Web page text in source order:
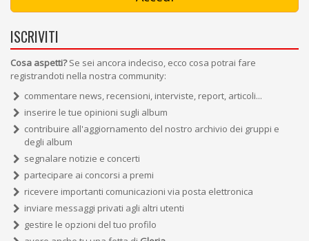
ISCRIVITI
Cosa aspetti?Se sei ancora indeciso, ecco cosa potrai fare
registrandoti nella nostra community:
commentare news, recensioni, interviste, report, articoli...
inserire le tue opinioni sugli album
contribuire all'aggiornamento del nostro archivio dei gruppi e
degli album
segnalare notizie e concerti
partecipare ai concorsi a premi
ricevere importanti comunicazioni via posta elettronica
inviare messaggi privati agli altri utenti
gestire le opzioni del tuo profilo